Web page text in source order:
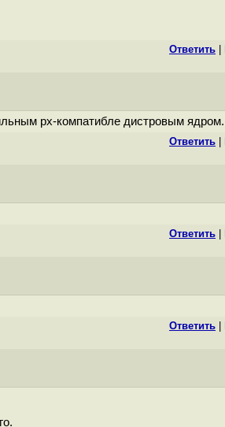
Ответить
рх-компатибле дистровым ядром.
Ответить
Ответить
Ответить